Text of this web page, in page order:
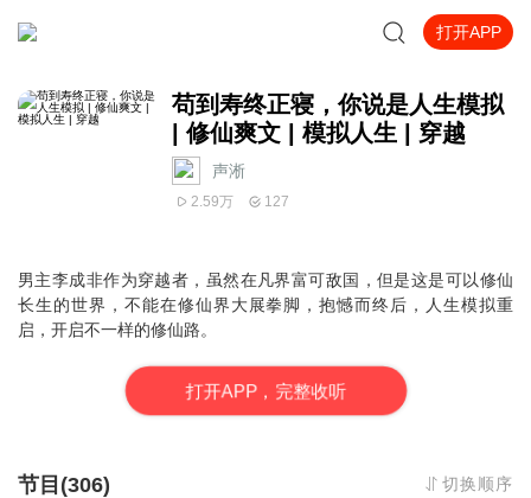
打开APP
苟到寿终正寝，你说是人生模拟
| 修仙爽文 | 模拟人生 | 穿越
声淅
2.59万 127
男主李成非作为穿越者，虽然在凡界富可敌国，但是这是可以修仙
长生的世界，不能在修仙界大展拳脚，抱憾而终后，人生模拟重
启，开启不一样的修仙路。
打开APP，完整收听
节目(306) 切换顺序